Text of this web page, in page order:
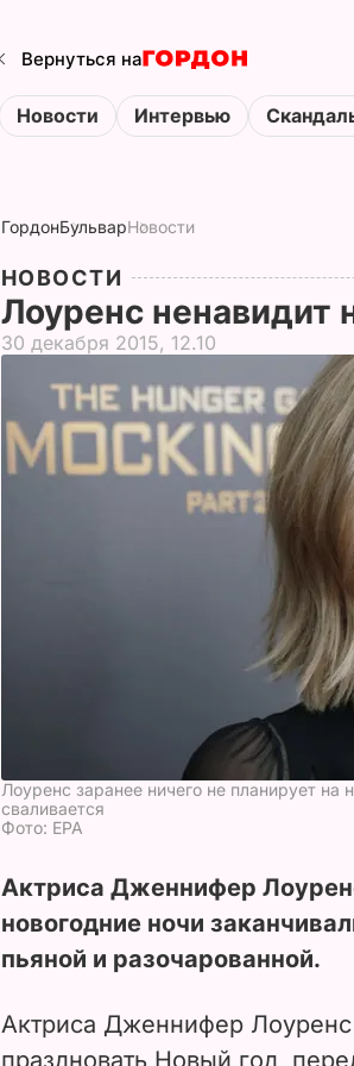
Вернуться на
Новости Интервью
ГордонБульварНовости
НОВОСТИ
Лоуренс ненавидит
30 декабря 2015, 12.10
Лоуренс заранее ничего не планирует на
сваливается
Фото: ЕРА
Актриса Дженнифер
новогодние ночи
пьяной и разочарованной.
Актриса Дженнифер
праздновать Новый год,